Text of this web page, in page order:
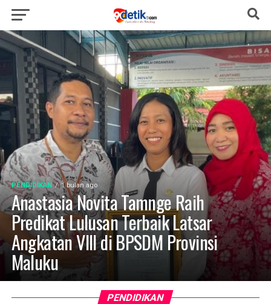
PENDIDIKAN 1 bulan ago
Anastasia Novita Tamnge Raih
Predikat Lulusan Terbaik Latsar
Angkatan VIII di BPSDM Provinsi
Maluku
PENDIDIKAN